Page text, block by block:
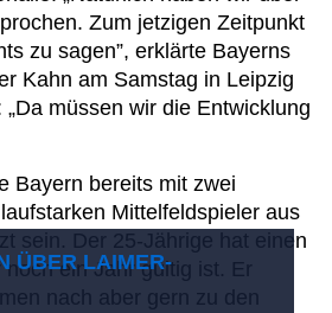
Zum jetzigen Zeitpunkt
zu sagen”, erklärte Bayerns
Kahn am Samstag in Leipzig
müssen wir die Entwicklung
Bayern bereits mit zwei
Mittelfeldspieler aus
sein. Der 25-Jährige hat einen
ein Jahr gültig ist. Er
nach aber gern zu den
ÜBER LAIMER-